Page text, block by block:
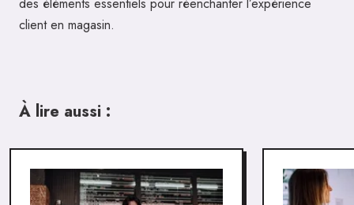
client en magasin.
À lire aussi :